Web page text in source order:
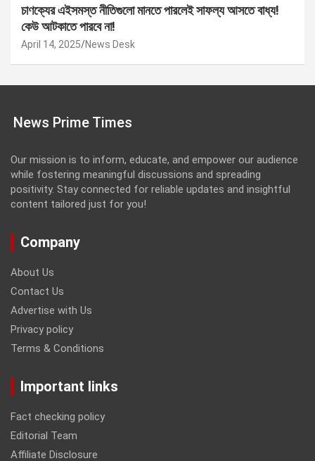
চাণক্যের এইসমস্ত নীতিগুলো মানতে পারলেই সাফল্য আসতে বাধ্য!
কেউ আটকাতে পারবে না!
April 14, 2025 News Desk
News Prime Times
Our mission is to inform, educate, and empower our audience
while fostering meaningful discussions and spreading
positivity. Stay connected for reliable updates and insightful
content tailored just for you!
Company
About Us
Contact Us
Advertise with Us
Privacy policy
Terms & Conditions
Important links
Fact checking policy
Editorial Team
Affiliate Disclosure